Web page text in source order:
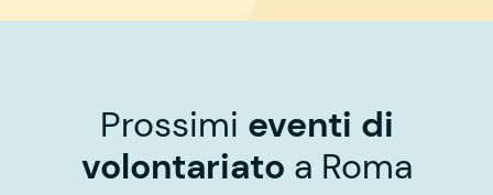
Prossimi eventi di
volontariato a Roma